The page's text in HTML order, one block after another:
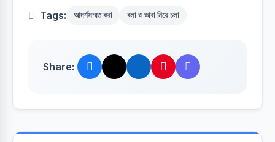
Tags: আদর্শসম্মত করা বলা ও ভাবা নিয়ে চলা
Share: